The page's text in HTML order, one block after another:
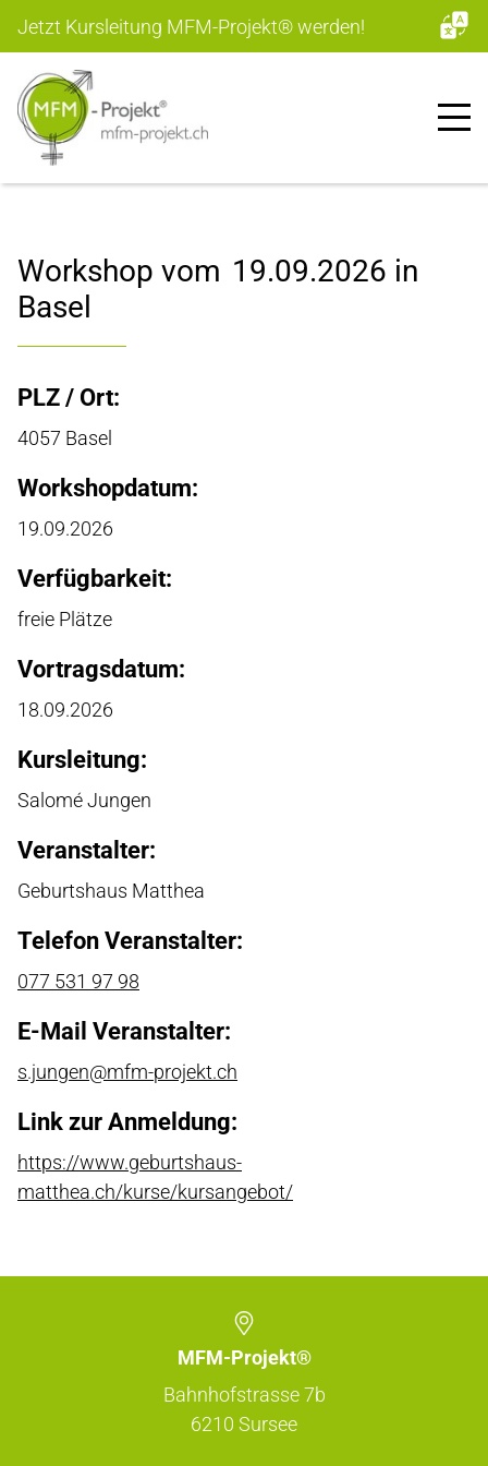
Jetzt Kursleitung MFM-Projekt®werden!
Workshop vom 19.09.2026 in
Basel
PLZ / Ort:
4057 Basel
Workshopdatum:
19.09.2026
Verfügbarkeit:
freie Plätze
Vortragsdatum:
18.09.2026
Kursleitung:
Salomé Jungen
Veranstalter:
Geburtshaus Matthea
Telefon Veranstalter:
077 531 97 98
E-Mail Veranstalter:
s.jungen@mfm-projekt.ch
Link zur Anmeldung:
https://www.geburtshaus-
matthea.ch/kurse/kursangebot/
MFM-Projekt®
Bahnhofstrasse 7b
6210 Sursee